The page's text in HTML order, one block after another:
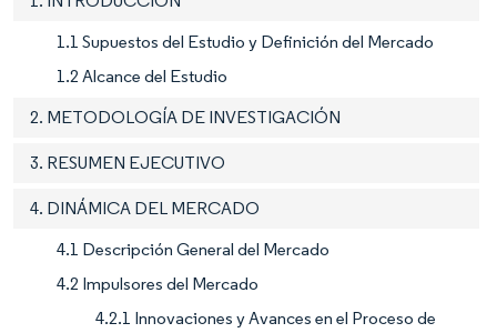
1.1 Supuestos del Estudio y Definición del Mercado
1.2 Alcance del Estudio
2. METODOLOGÍA DE INVESTIGACIÓN
3. RESUMEN EJECUTIVO
4. DINÁMICA DEL MERCADO
4.1 Descripción General del Mercado
4.2 Impulsores del Mercado
4.2.1 Innovaciones y Avances en el Proceso de